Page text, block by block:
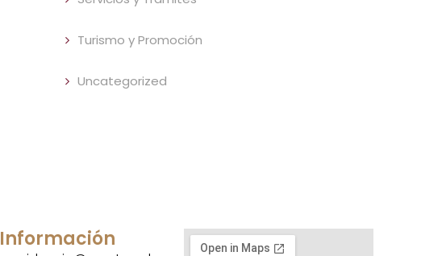
Turismo y Promoción
Uncategorized
Información